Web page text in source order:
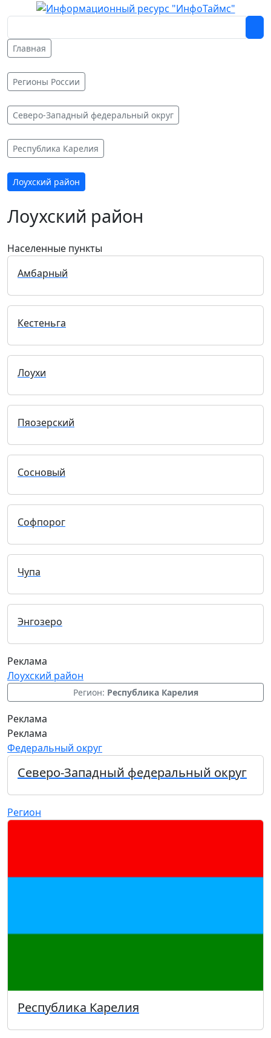
Главная
Регионы России
Северо-Западный федеральный округ
Республика Карелия
Лоухский район
Лоухский район
Населенные пункты
Амбарный
Кестеньга
Лоухи
Пяозерский
Сосновый
Софпорог
Чупа
Энгозеро
Реклама
Лоухский район
Регион: Республика Карелия
Реклама
Реклама
Федеральный округ
Северо-Западный федеральный округ
Регион
Республика Карелия